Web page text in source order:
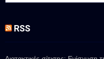
RSS